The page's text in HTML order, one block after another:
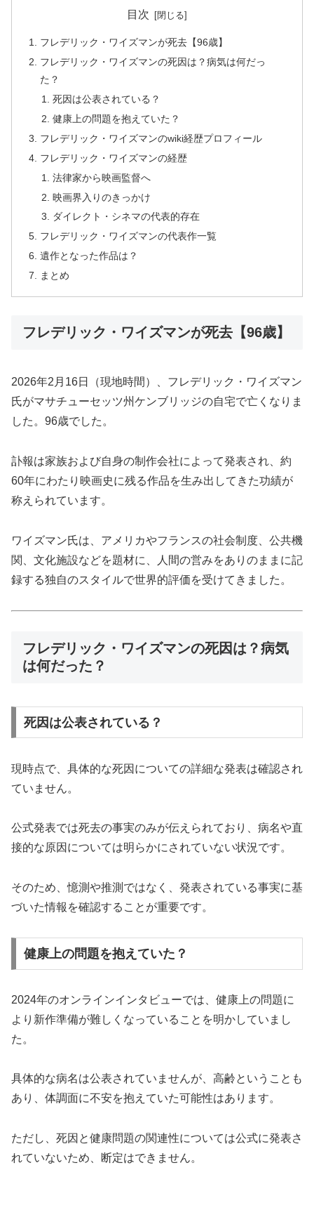
目次
フレデリック・ワイズマンが死去【96歳】
フレデリック・ワイズマンの死因は？病気は何だっ
た？
死因は公表されている？
健康上の問題を抱えていた？
フレデリック・ワイズマンのwiki経歴プロフィール
フレデリック・ワイズマンの経歴
法律家から映画監督へ
映画界入りのきっかけ
ダイレクト・シネマの代表的存在
フレデリック・ワイズマンの代表作一覧
遺作となった作品は？
まとめ
フレデリック・ワイズマンが死去【96歳】
2026年2月16日（現地時間）、フレデリック・ワイズマン
氏がマサチューセッツ州ケンブリッジの自宅で亡くなりま
した。96歳でした。
訃報は家族および自身の制作会社によって発表され、約
60年にわたり映画史に残る作品を生み出してきた功績が
称えられています。
ワイズマン氏は、アメリカやフランスの社会制度、公共機
関、文化施設などを題材に、人間の営みをありのままに記
録する独自のスタイルで世界的評価を受けてきました。
フレデリック・ワイズマンの死因は？病気
は何だった？
死因は公表されている？
現時点で、具体的な死因についての詳細な発表は確認され
ていません。
公式発表では死去の事実のみが伝えられており、病名や直
接的な原因については明らかにされていない状況です。
そのため、憶測や推測ではなく、発表されている事実に基
づいた情報を確認することが重要です。
健康上の問題を抱えていた？
2024年のオンラインインタビューでは、健康上の問題に
より新作準備が難しくなっていることを明かしていまし
た。
具体的な病名は公表されていませんが、高齢ということも
あり、体調面に不安を抱えていた可能性はあります。
ただし、死因と健康問題の関連性については公式に発表さ
れていないため、断定はできません。